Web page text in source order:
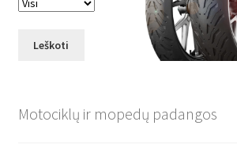
Leškoti
Motociklų ir mopedų padangos